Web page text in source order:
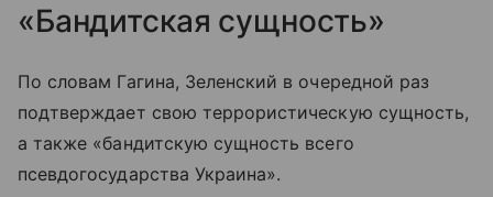
«Бандитская сущность»
По словам Гагина, Зеленский в очередной раз
подтверждает свою террористическую сущность,
а также «бандитскую сущность всего
псевдогосударства Украина».